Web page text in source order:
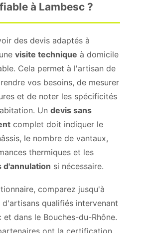
à Lambesc ?
des devis adaptés à
visite technique à domicile
Cela permet à l'artisan de
vos besoins, de mesurer
et de noter les spécificités
Un devis sans
complet doit indiquer le
le nombre de vantaux,
thermiques et les
d'annulation si nécessaire.
comparez jusqu'à
qualifiés intervenant
et dans le Bouches-du-Rhône.
ont la certification